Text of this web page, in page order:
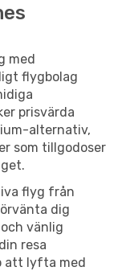
med
flygbolag
prisvärda
alternativ,
som tillgodoser
flyg från
dig
vänlig
resa
att lyfta med